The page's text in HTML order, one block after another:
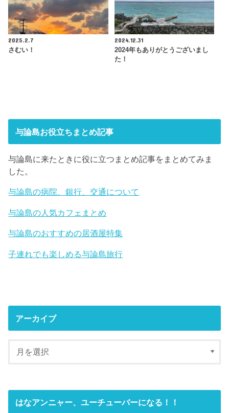
2025.2.7
さむい！
2024.12.31
2024年もありがとうございまし
た！
与論島お役立ちまとめ記事
与論島に来たときに役に立つまとめ記事をまとめてみま
した。
与論島の病院、銀行、交通について
与論島の人気カフェまとめ
与論島のおすすめの居酒屋特集
子連れでも楽しめる与論島旅行
アーカイブ
はなアンニャー、ユーチューバーになる！！